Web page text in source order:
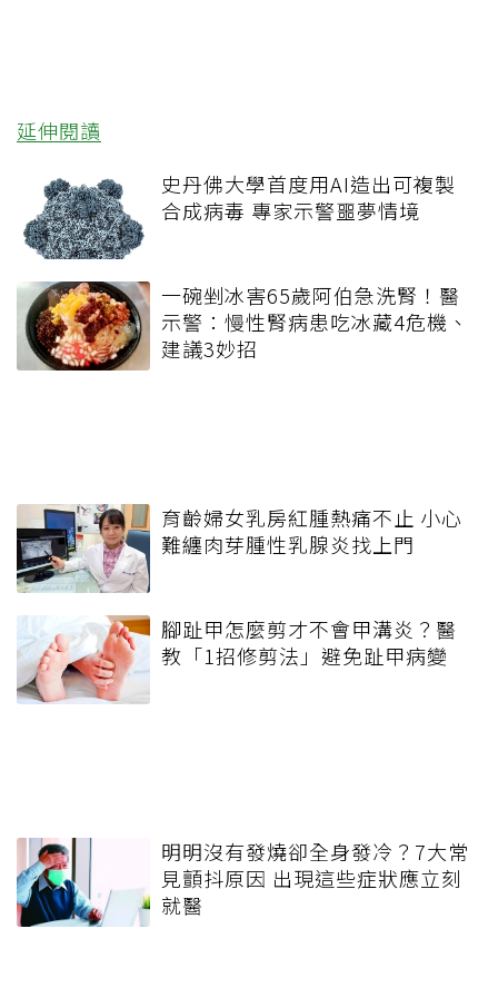
延伸閱讀
史丹佛大學首度用AI造出可複製
合成病毒 專家示警噩夢情境
一碗剉冰害65歲阿伯急洗腎！醫
示警：慢性腎病患吃冰藏4危機、
建議3妙招
育齡婦女乳房紅腫熱痛不止 小心
難纏肉芽腫性乳腺炎找上門
腳趾甲怎麼剪才不會甲溝炎？醫
教「1招修剪法」避免趾甲病變
明明沒有發燒卻全身發冷？7大常
見顫抖原因 出現這些症狀應立刻
就醫